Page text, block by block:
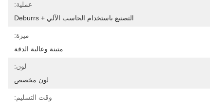
عملية:
التصنيع باستخدام الحاسب الآلي + Deburrs
ميزة:
متينة وعالية الدقة
لون:
لون مخصص
وقت التسليم: